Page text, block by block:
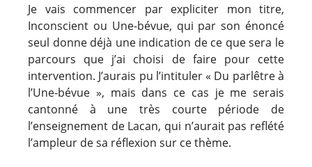
Je vais commencer par expliciter mon titre,
Inconscient ou Une-bévue, qui par son énoncé
seul donne déjà une indication de ce que sera le
parcours que j’ai choisi de faire pour cette
intervention. J’aurais pu l’intituler « Du parlêtre à
l’Une-bévue », mais dans ce cas je me serais
cantonné à une très courte période de
l’enseignement de Lacan, qui n’aurait pas reflété
l’ampleur de sa réflexion sur ce thème.